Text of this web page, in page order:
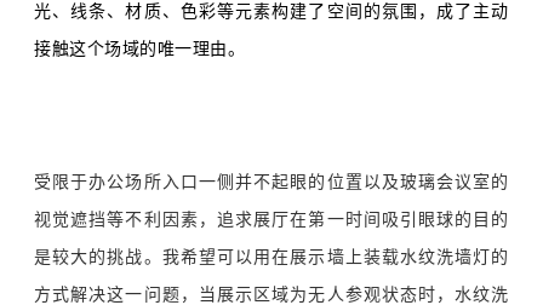
光、线条、材质、色彩等元素构建了空间的氛围，成了 主动
接触这个场域的唯一理由。
受限于办公场所入口一侧并不起眼的位置以及玻璃会议室的
视觉遮挡等不利因素，追求展厅在第一时间吸引眼球的目的
是较大的挑战。我希望可以用在展示墙上装载水纹洗墙灯的
方式解决这一问题 ，当展示区域为无人参观状态时，水纹洗